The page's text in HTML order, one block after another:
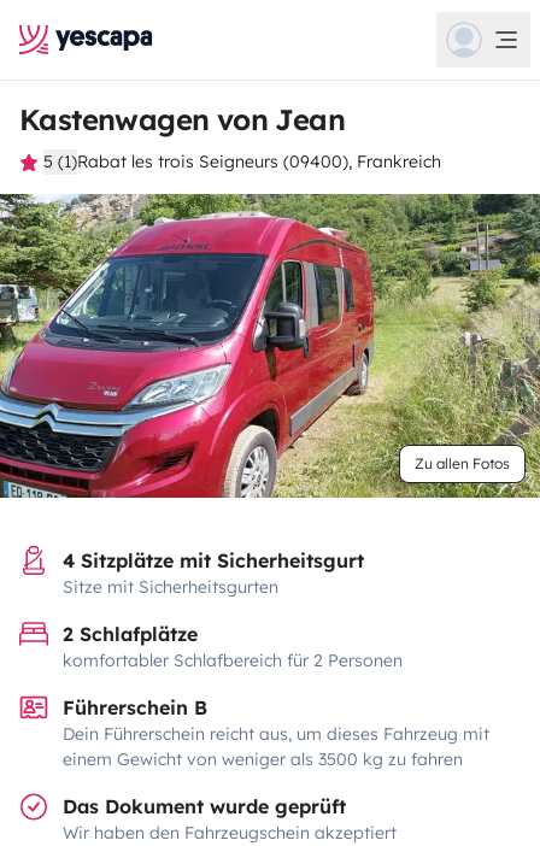
Kastenwagen von Jean
5 (1)Rabat les trois Seigneurs (09400), Frankreich
Zu allen Fotos
4 Sitzplätze mit Sicherheitsgurt
Sitze mit Sicherheitsgurten
2 Schlafplätze
komfortabler Schlafbereich für 2 Personen
Führerschein B
Dein Führerschein reicht aus, um dieses Fahrzeug mit
einem Gewicht von weniger als 3500 kg zu fahren
Das Dokument wurde geprüft
Wir haben den Fahrzeugschein akzeptiert